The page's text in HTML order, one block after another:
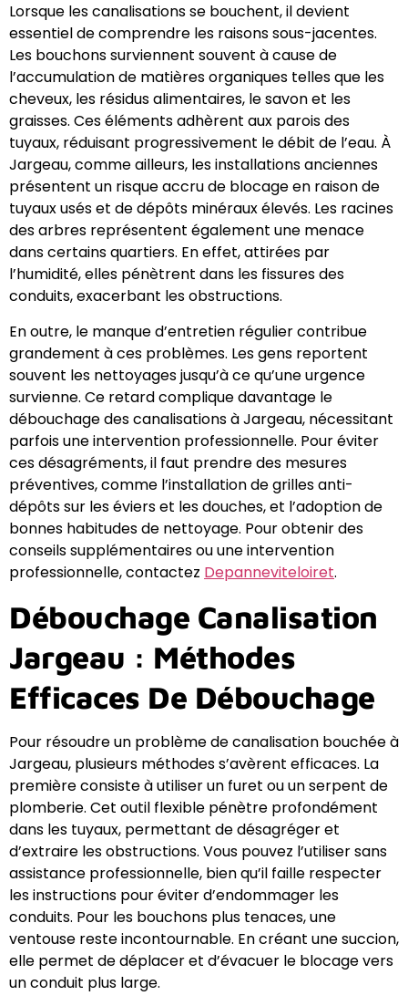
Lorsque les canalisations se bouchent, il devient
essentiel de comprendre les raisons sous-jacentes.
Les bouchons surviennent souvent à cause de
l’accumulation de matières organiques telles que les
cheveux, les résidus alimentaires, le savon et les
graisses. Ces éléments adhèrent aux parois des
tuyaux, réduisant progressivement le débit de l’eau. À
Jargeau, comme ailleurs, les installations anciennes
présentent un risque accru de blocage en raison de
tuyaux usés et de dépôts minéraux élevés. Les racines
des arbres représentent également une menace
dans certains quartiers. En effet, attirées par
l’humidité, elles pénètrent dans les fissures des
conduits, exacerbant les obstructions.
En outre, le manque d’entretien régulier contribue
grandement à ces problèmes. Les gens reportent
souvent les nettoyages jusqu’à ce qu’une urgence
survienne. Ce retard complique davantage le
débouchage des canalisations à Jargeau, nécessitant
parfois une intervention professionnelle. Pour éviter
ces désagréments, il faut prendre des mesures
préventives, comme l’installation de grilles anti-
dépôts sur les éviers et les douches, et l’adoption de
bonnes habitudes de nettoyage. Pour obtenir des
conseils supplémentaires ou une intervention
professionnelle, contactez Depanneviteloiret.
Débouchage Canalisation
Jargeau : Méthodes
Efficaces De Débouchage
Pour résoudre un problème de canalisation bouchée à
Jargeau, plusieurs méthodes s’avèrent efficaces. La
première consiste à utiliser un furet ou un serpent de
plomberie. Cet outil flexible pénètre profondément
dans les tuyaux, permettant de désagréger et
d’extraire les obstructions. Vous pouvez l’utiliser sans
assistance professionnelle, bien qu’il faille respecter
les instructions pour éviter d’endommager les
conduits. Pour les bouchons plus tenaces, une
ventouse reste incontournable. En créant une succion,
elle permet de déplacer et d’évacuer le blocage vers
un conduit plus large.